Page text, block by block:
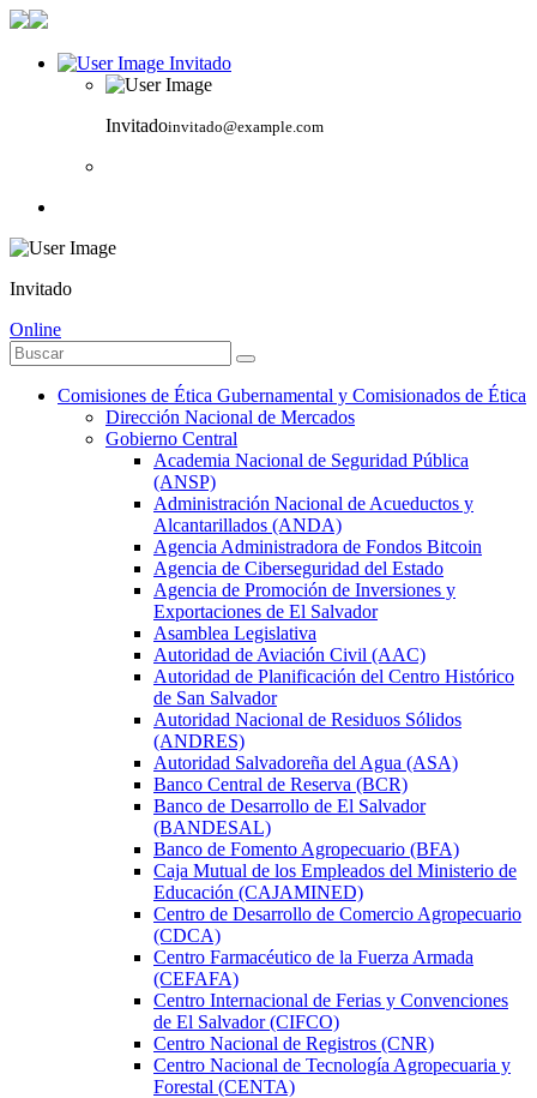
Invitado
Invitadoinvitado@example.com
Invitado
Online
Comisiones de Ética Gubernamental y Comisionados de Ética
Dirección Nacional de Mercados
Gobierno Central
Academia Nacional de Seguridad Pública
(ANSP)
Administración Nacional de Acueductos y
Alcantarillados (ANDA)
Agencia Administradora de Fondos Bitcoin
Agencia de Ciberseguridad del Estado
Agencia de Promoción de Inversiones y
Exportaciones de El Salvador
Asamblea Legislativa
Autoridad de Aviación Civil (AAC)
Autoridad de Planificación del Centro Histórico
de San Salvador
Autoridad Nacional de Residuos Sólidos
(ANDRES)
Autoridad Salvadoreña del Agua (ASA)
Banco Central de Reserva (BCR)
Banco de Desarrollo de El Salvador
(BANDESAL)
Banco de Fomento Agropecuario (BFA)
Caja Mutual de los Empleados del Ministerio de
Educación (CAJAMINED)
Centro de Desarrollo de Comercio Agropecuario
(CDCA)
Centro Farmacéutico de la Fuerza Armada
(CEFAFA)
Centro Internacional de Ferias y Convenciones
de El Salvador (CIFCO)
Centro Nacional de Registros (CNR)
Centro Nacional de Tecnología Agropecuaria y
Forestal (CENTA)